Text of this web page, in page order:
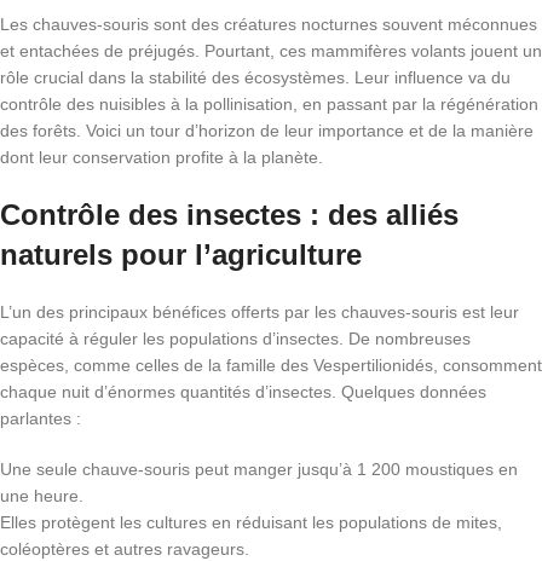
Les chauves-souris sont des créatures nocturnes souvent méconnues
et entachées de préjugés. Pourtant, ces mammifères volants jouent un
rôle crucial dans la stabilité des écosystèmes. Leur influence va du
contrôle des nuisibles à la pollinisation, en passant par la régénération
des forêts. Voici un tour d’horizon de leur importance et de la manière
dont leur conservation profite à la planète.
Contrôle des insectes : des alliés
naturels pour l’agriculture
L’un des principaux bénéfices offerts par les chauves-souris est leur
capacité à réguler les populations d’insectes. De nombreuses
espèces, comme celles de la famille des Vespertilionidés, consomment
chaque nuit d’énormes quantités d’insectes. Quelques données
parlantes :
Une seule chauve-souris peut manger jusqu’à 1 200 moustiques en
une heure.
Elles protègent les cultures en réduisant les populations de mites,
coléoptères et autres ravageurs.